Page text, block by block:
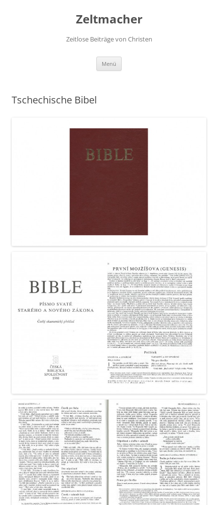
Zeltmacher
Zeitlose Beiträge von Christen
Menü
Tschechische Bibel